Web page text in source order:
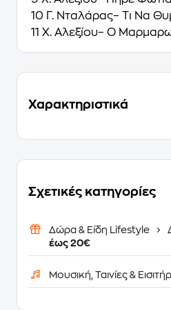
10 Γ. Νταλάρας– Τι Να
11 Χ. Αλεξίου– Ο
Χαρακτηριστικά
Σχετικές κατηγορίες
Δώρα & Είδη Lifestyle
έως 20€
Μουσική, Ταινίες &